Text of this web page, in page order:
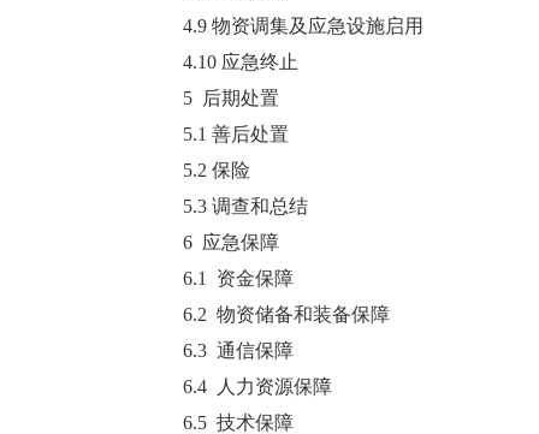
4.9 物资调集及应急设施启用
4.10 应急终止
5 后期处置
5.1 善后处置
5.2 保险
5.3 调查和总结
6 应急保障
6.1 资金保障
6.2 物资储备和装备保障
6.3 通信保障
6.4 人力资源保障
6.5 技术保障